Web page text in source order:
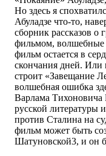
Но здесь я
Абуладзе что-то,
сборник рассказов о
фильмом, волшебные
фильм остается в
скончания дней.
строит «Завещание
волшебная ошибка
Варлама
русской литературы
против Сталина на
фильм может быть
Шатуновской3, и он